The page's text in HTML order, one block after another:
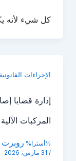
كل شيء لأنه
الإجراءات القانونية
إدارة قضايا
المركبات الآلية
%أسترا% روبرت
/ 31 مارس، 2026